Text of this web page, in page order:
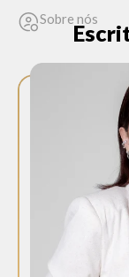
Sobre nós